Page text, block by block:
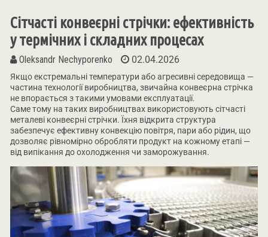
Сітчасті конвеєрні стрічки: ефективність
у термічних і складних процесах
Oleksandr Nechyporenko 02.04.2026
Якщо екстремальні температури або агресивні середовища —
частина технології виробництва, звичайна конвеєрна стрічка
не впорається з такими умовами експлуатації.
Саме тому на таких виробництвах використовують сітчасті
металеві конвеєрні стрічки. Їхня відкрита структура
забезпечує ефективну конвекцію повітря, пари або рідин, що
дозволяє рівномірно обробляти продукт на кожному етапі —
від випікання до охолодження чи заморожування.